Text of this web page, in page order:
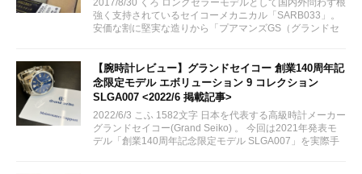
2017/8/30 くろ ロングセラーモデルとして国内外問わず根
強く支持されているセイコーメカニカル「SARB033」。
安価な割に堅実な造りから「プアマンズGS（グランドセ
【腕時計レビュー】グランドセイコー 創業140周年記
念限定モデル エボリューション 9 コレクション
SLGA007 <2022/6 掲載記事>
2022/6/3 こふ 1582文字 日本を代表する高級時計メーカー
グランドセイコー(Grand Seiko) 。 今回は2021年発表モ
デル「創業140周年記念限定モデル SLGA007」を実際手